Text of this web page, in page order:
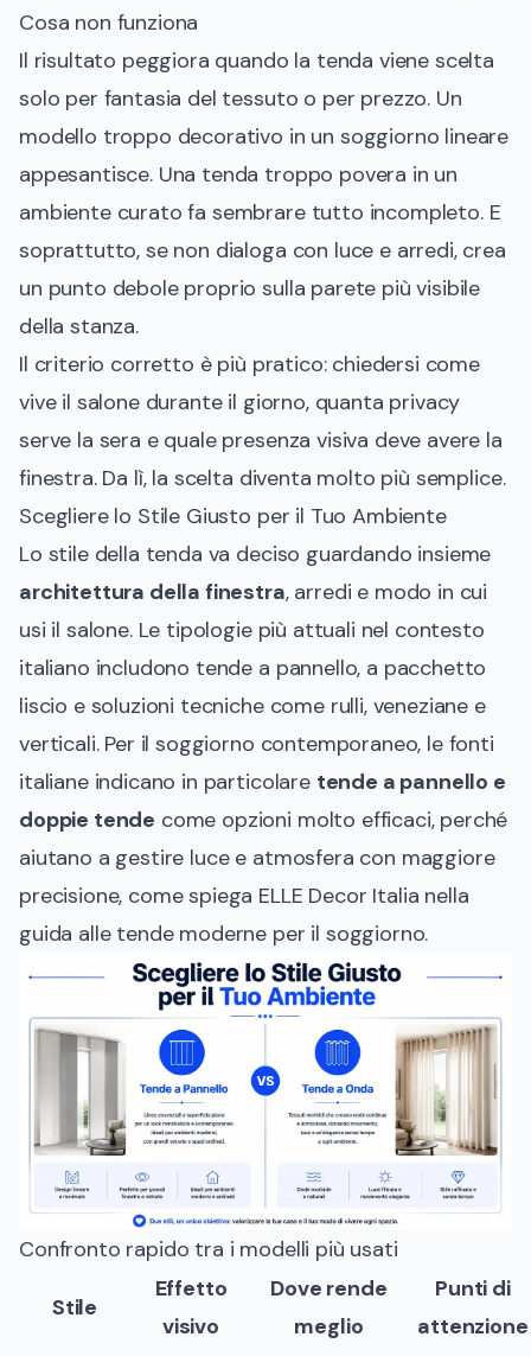
Cosa non funziona
Il risultato peggiora quando la tenda viene scelta
solo per fantasia del tessuto o per prezzo. Un
modello troppo decorativo in un soggiorno lineare
appesantisce. Una tenda troppo povera in un
ambiente curato fa sembrare tutto incompleto. E
soprattutto, se non dialoga con luce e arredi, crea
un punto debole proprio sulla parete più visibile
della stanza.
Il criterio corretto è più pratico: chiedersi come
vive il salone durante il giorno, quanta privacy
serve la sera e quale presenza visiva deve avere la
finestra. Da lì, la scelta diventa molto più semplice.
Scegliere lo Stile Giusto per il Tuo Ambiente
Lo stile della tenda va deciso guardando insieme
architettura della finestra, arredi e modo in cui
usi il salone. Le tipologie più attuali nel contesto
italiano includono tende a pannello, a pacchetto
liscio e soluzioni tecniche come rulli, veneziane e
verticali. Per il soggiorno contemporaneo, le fonti
italiane indicano in particolare tende a pannello e
doppie tende come opzioni molto efficaci, perché
aiutano a gestire luce e atmosfera con maggiore
precisione, come spiega ELLE Decor Italia nella
guida alle tende moderne per il soggiorno.
Confronto rapido tra i modelli più usati
Stile
Effetto
visivo
Dove rende
meglio
Punti di
attenzione